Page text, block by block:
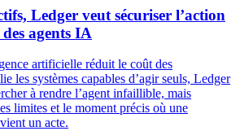
Ledger veut sécuriser l’action
agents IA
artificielle réduit le coût des
les systèmes capables d’agir seuls, Ledger
à rendre l’agent infaillible, mais
limites et le moment précis où une
un acte.